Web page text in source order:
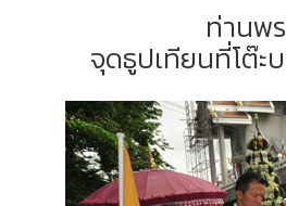
ท่านพ
จุดธูปเทียนที่โต๊ะ